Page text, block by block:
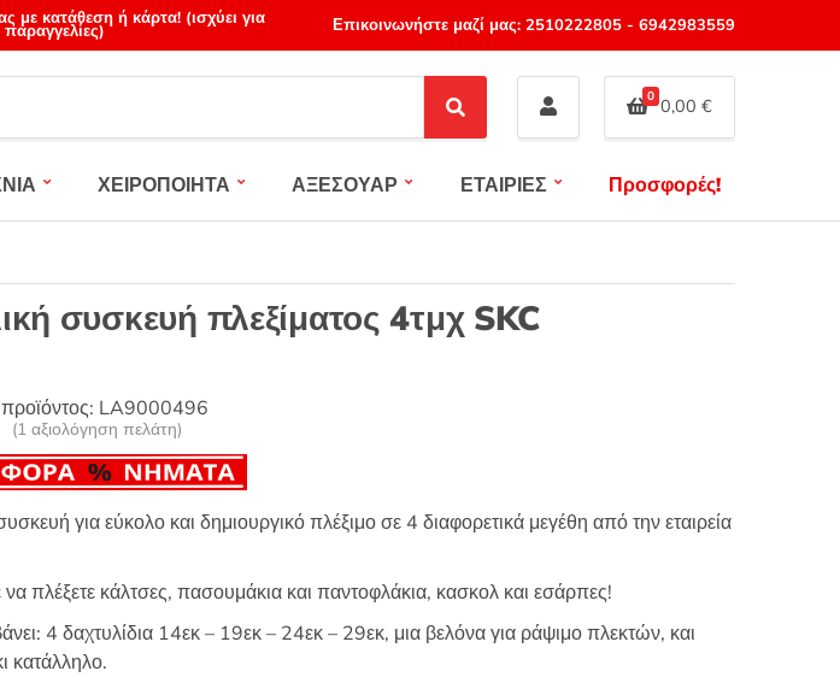
κατάθεση ή κάρτα! (ισχύει για Επικοινωνήστε μαζί μας: 2510222805- 6942983559
S
e
c
0 0,00 €
ΧΕΙΡΟΠΟΙΗΤΑ ΑΞΕΣΟΥΑΡ ΕΤΑΙΡΙΕΣ Προσφορές!
συσκευή πλεξίματος 4τμχ SKC
LA9000496
(1 αξιολόγηση πελάτη)
για εύκολο και δημιουργικό πλέξιμο σε 4 διαφορετικά μεγέθη από την εταιρεία
να πλέξετε κάλτσες, πασουμάκια και παντοφλάκια, κασκολ και εσάρπες!
4 δαχτυλίδια 14εκ – 19εκ – 24εκ – 29εκ, μια βελόνα για ράψιμο πλεκτών, και
κατάλληλο.